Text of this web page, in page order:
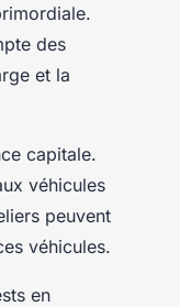
des
et la
capitale.
véhicules
peuvent
véhicules.
en